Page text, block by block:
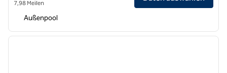
7,98 Meilen
Außenpool
1 von 12